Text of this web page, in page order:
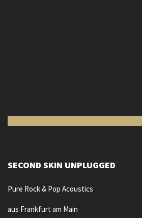
SECOND SKIN UNPLUGGED
Pure Rock & Pop Acoustics
aus Frankfurt am Main